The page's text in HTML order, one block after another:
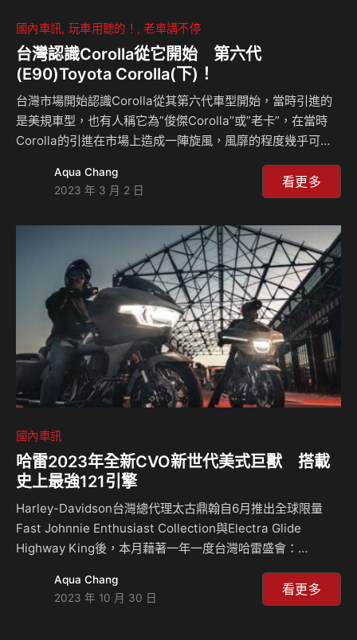
國內車訊 玩車用聽的！ 老車講不停
台灣認識Corolla從它開始 第六代
(E90)Toyota Corolla(下)！
台灣市場開始認識Corolla從其第六代車型開始，當時引進的
是美規車型，也有人稱它為”俊傑Corolla”或”老卡”，在當時
Corolla的引進在市場上造成一陣旋風，風靡的程度幾乎可說
其可靠耐用的形象亦深植人心，直到現在路上仍可看見它的蹤
影。這次，我們用兩集的篇幅來好好介紹這款令人懷念的好
https://www.youtube.com/channel/UCo3IxZ-
cdzucOFOOY3CBe1w
Aqua Chang
2023 年 3 月 2 日
看更多
國內車訊
哈雷2023年全新CVO新世代美式巨獸 搭載
史上最強121引擎
Harley-Davidson台灣總代理太古鼎翰自6月推出全球限量
Fast Johnnie Enthusiast Collection與Electra Glide
Highway King後，本月藉著一年一度台灣哈雷盛會：
重機的朋友見證下，隆重推出全新2023年CVO旗艦巡航車
款，讓歷史經典結合全新世代科技，重新定義美式重機。
Aqua Chang
2023 年 10 月 30 日
看更多